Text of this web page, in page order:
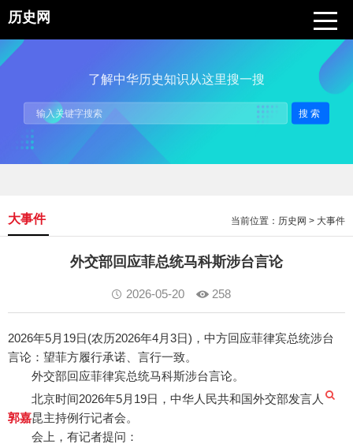
历史网
了解中华历史知识从这里搜一搜
搜索
当前位置： 历史网 > 大事件
大事件
外交部回应菲总统马科斯涉台言论
2026-05-20 258
2026年5月19日(农历2026年4月3日)，中方回应菲律宾总统涉台
言论：望菲方履行承诺、言行一致。
外交部回应菲律宾总统马科斯涉台言论。
北京时间2026年5月19日，中华人民共和国外交部发言人
郭嘉昆主持例行记者会。
会上，有记者提问：